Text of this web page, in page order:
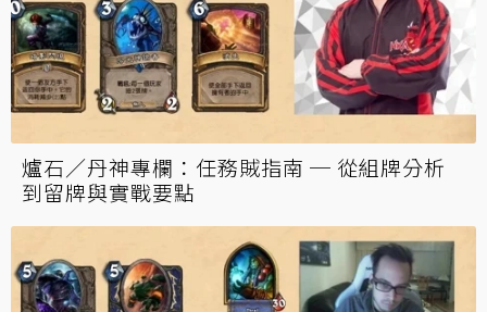
爐石／丹神專欄：任務賊指南 ─ 從組牌分析
到留牌與實戰要點